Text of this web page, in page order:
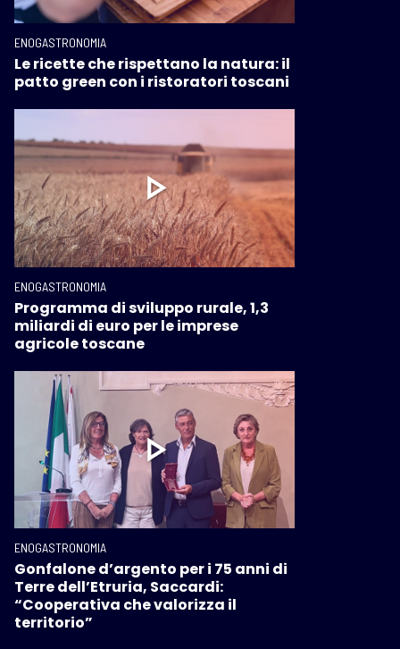
ENOGASTRONOMIA
Le ricette che rispettano la natura: il
patto green con i ristoratori toscani
ENOGASTRONOMIA
Programma di sviluppo rurale, 1,3
miliardi di euro per le imprese
agricole toscane
ENOGASTRONOMIA
Gonfalone d’argento per i 75 anni di
Terre dell’Etruria, Saccardi:
“Cooperativa che valorizza il
territorio”